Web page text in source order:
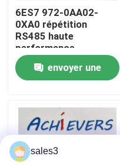
Nouvelles
Demandez un devis
Produits PLC ALLEN
PÉPERLE FUCHS
6ES7 972-0AA02-
0XA0 répétition
RS485 haute
performance
envoyer une
sales3